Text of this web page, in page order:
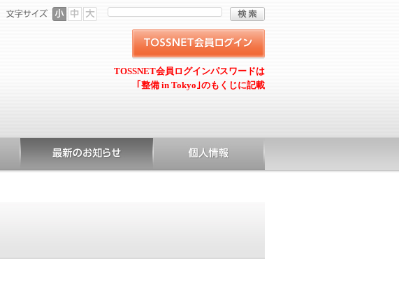
TOSSNET会員ログインパスワードは
｢整備 in Tokyo｣のもくじに記載